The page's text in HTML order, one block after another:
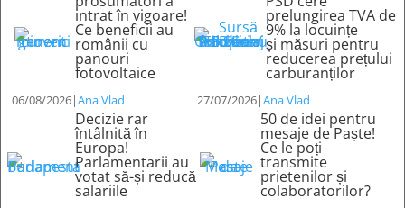
intrat în vigoare!
Ce beneficii au
românii cu
panouri
fotovoltaice
06/08/2026|Ana Vlad
prelungirea TVA de
9% la locuințe
și măsuri pentru
reducerea prețului
carburanților
27/07/2026|Ana Vlad
Decizie rar
întâlnită în
Europa!
Parlamentarii au
votat să-și reducă
salariile
50 de idei pentru
mesaje de Paște!
Ce le poți
transmite
prietenilor și
colaboratorilor?